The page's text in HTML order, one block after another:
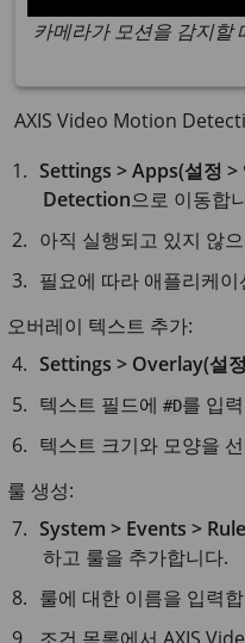
카메라가 모션을 감지할
AXIS Video Motion
Settings > Apps(설정 >
Detection으로 이동합
아직 실행되고 있지 않
필요에 따라 애플리케
오버레이 텍스트 추가:
Settings > Overlay(설
텍스트 필드에#D를 입
텍스트 크기와 모양을
룰 생성:
System > Events >
하고 룰을 추가합니다.
룰에 대한 이름을 입력